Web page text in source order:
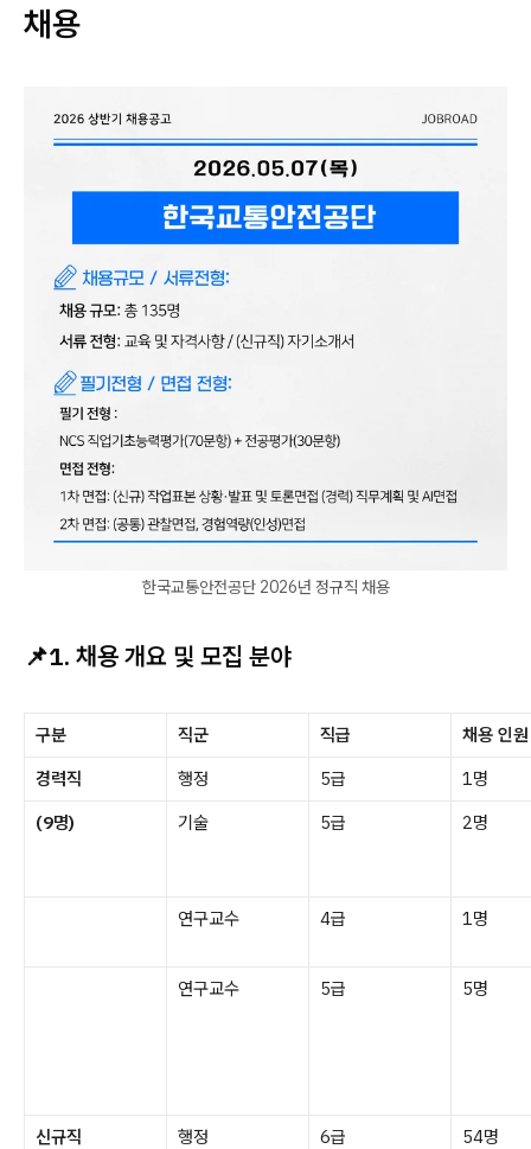
채용
한국교통안전공단 2026년 정규직 채용
📌1. 채용 개요 및 모집 분야
구분 직군 직급
채용 인원
경력직
행정 5급
1명
(9명)
기술 5급 2명
연구교수 4급 1명
연구교수 5급 5명
신규직 행정 6급 54명